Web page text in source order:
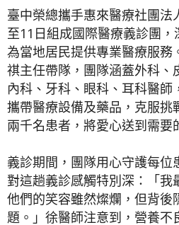
臺中榮總攜手惠來醫療社團法
至11日組成國際醫療義診團，
為當地居民提供專業醫療服務
祺主任帶隊，團隊涵蓋外科、
內科、牙科、眼科、耳科醫師
攜帶醫療設備及藥品，克服挑
兩千名患者，將愛心送到需要
義診期間，團隊用心守護每位
對這趟義診感觸特別深：「我
他們的笑容雖然燦爛，但背後
題。」徐醫師注意到，營養不